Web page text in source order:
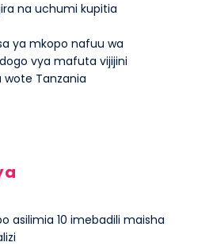
na uchumi kupitia
ya mkopo nafuu wa
vya mafuta vijijini
wote Tanzania
asilimia 10 imebadili maisha